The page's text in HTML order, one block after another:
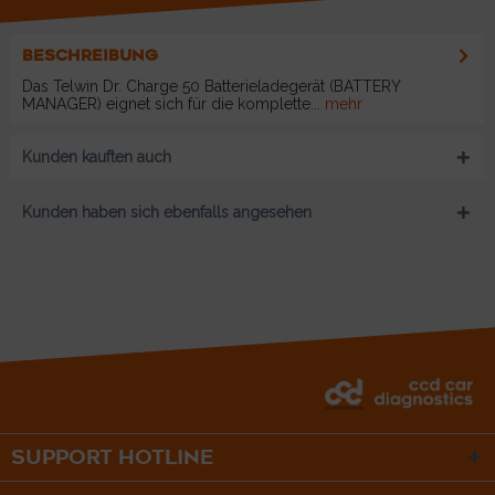
BESCHREIBUNG
Das Telwin Dr. Charge 50 Batterieladegerät (BATTERY
MANAGER) eignet sich für die komplette...
mehr
Kunden kauften auch
Kunden haben sich ebenfalls angesehen
SUPPORT HOTLINE